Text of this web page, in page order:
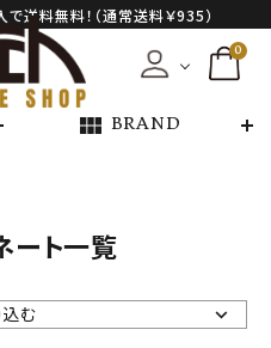
料無料！（通常送料￥935）
0
view_module BRAND
ート一覧
む